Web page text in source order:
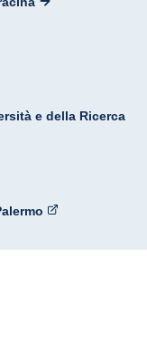
e della Ricerca